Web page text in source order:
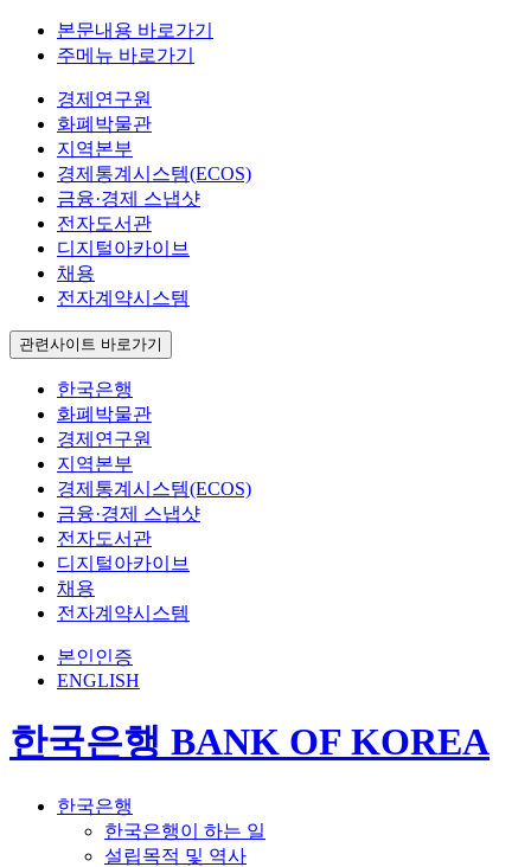
본문내용 바로가기
주메뉴 바로가기
경제연구원
화폐박물관
지역본부
경제통계시스템(ECOS)
금융·경제 스냅샷
전자도서관
디지털아카이브
채용
전자계약시스템
관련사이트 바로가기
한국은행
화폐박물관
경제연구원
지역본부
경제통계시스템(ECOS)
금융·경제 스냅샷
전자도서관
디지털아카이브
채용
전자계약시스템
본인인증
ENGLISH
한국은행 BANK OF KOREA
한국은행
한국은행이 하는 일
설립목적 및 역사